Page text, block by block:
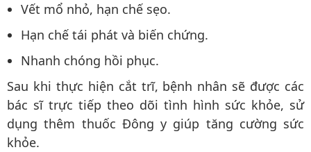
Vết mổ nhỏ, hạn chế sẹo.
Hạn chế tái phát và biến chứng.
Nhanh chóng hồi phục.
Sau khi thực hiện cắt trĩ, bệnh nhân sẽ được các
bác sĩ trực tiếp theo dõi tình hình sức khỏe, sử
dụng thêm thuốc Đông y giúp tăng cường sức
khỏe.